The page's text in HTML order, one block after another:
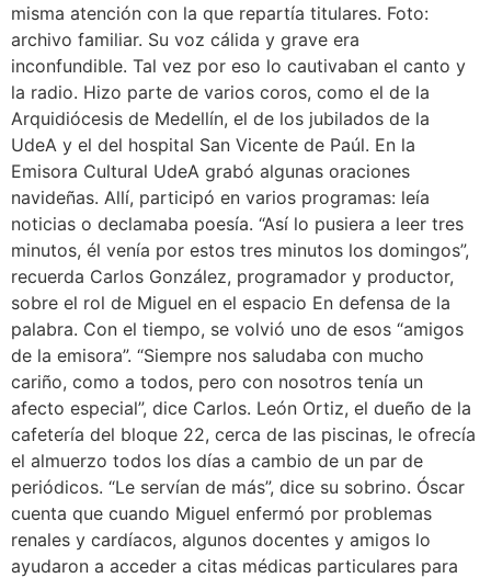
misma atención con la que repartía titulares. Foto:
archivo familiar. Su voz cálida y grave era
inconfundible. Tal vez por eso lo cautivaban el canto y
la radio. Hizo parte de varios coros, como el de la
Arquidiócesis de Medellín, el de los jubilados de la
UdeA y el del hospital San Vicente de Paúl. En la
Emisora Cultural UdeA grabó algunas oraciones
navideñas. Allí, participó en varios programas: leía
noticias o declamaba poesía. “Así lo pusiera a leer tres
minutos, él venía por estos tres minutos los domingos”,
recuerda Carlos González, programador y productor,
sobre el rol de Miguel en el espacio En defensa de la
palabra. Con el tiempo, se volvió uno de esos “amigos
de la emisora”. “Siempre nos saludaba con mucho
cariño, como a todos, pero con nosotros tenía un
afecto especial”, dice Carlos. León Ortiz, el dueño de la
cafetería del bloque 22, cerca de las piscinas, le ofrecía
el almuerzo todos los días a cambio de un par de
periódicos. “Le servían de más”, dice su sobrino. Óscar
cuenta que cuando Miguel enfermó por problemas
renales y cardíacos, algunos docentes y amigos lo
ayudaron a acceder a citas médicas particulares para